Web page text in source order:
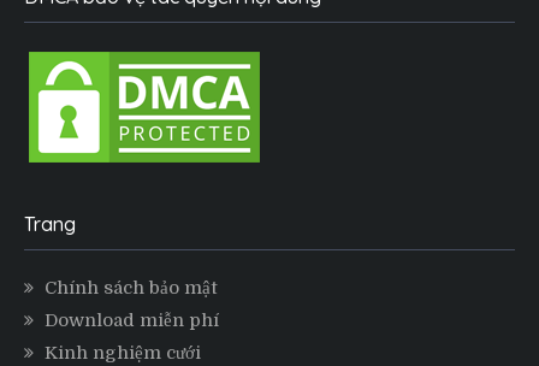
Trang
Chính sách bảo mật
Download miễn phí
Kinh nghiệm cưới